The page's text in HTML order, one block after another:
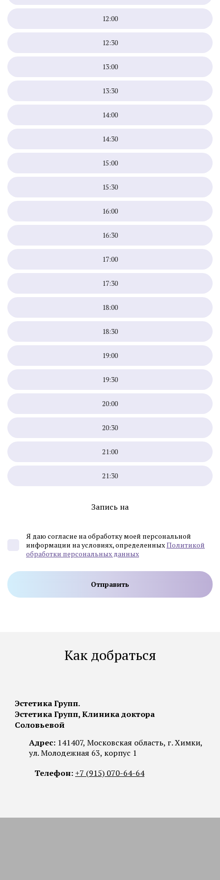
12:00
12:30
13:00
13:30
14:00
14:30
15:00
15:30
16:00
16:30
17:00
17:30
18:00
18:30
19:00
19:30
20:00
20:30
21:00
21:30
Запись на
Я даю согласие на обработку моей персональной
информации на условиях, определенныхПолитикой
обработки персональных данных
Как добраться
Эстетика Групп.
Эстетика Групп, Клиника доктора
Соловьевой
Адрес:141407, Московская область, г. Химки,
ул. Молодежная 63, корпус 1
Телефон: +7 (915) 070-64-64